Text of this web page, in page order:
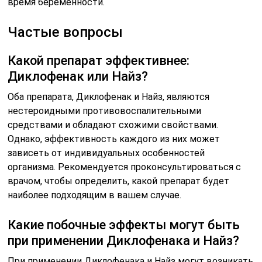
Частые вопросы
Какой препарат эффективнее:
Диклофенак или Найз?
Оба препарата, Диклофенак и Найз, являются
нестероидными противовоспалительными
средствами и обладают схожими свойствами.
Однако, эффективность каждого из них может
зависеть от индивидуальных особенностей
организма. Рекомендуется проконсультироваться с
врачом, чтобы определить, какой препарат будет
наиболее подходящим в вашем случае.
Какие побочные эффекты могут быть
при применении Диклофенака и Найз?